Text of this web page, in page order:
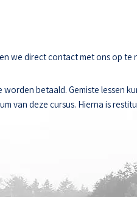
we direct contact met ons op te
betaald. Gemiste lessen
van deze cursus. Hierna is